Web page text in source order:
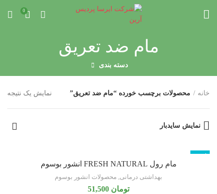
0
مام ضد تعریق
دسته بندی
خانه محصولات برچسب خورده “مام ضد تعریق” نمایش یک نتیجه
نمایش سایدبار
ناموجود
مام رول FRESH NATURAL انشور بوسوم
بهداشتی درمانی, محصولات انشور بوسوم
تومان